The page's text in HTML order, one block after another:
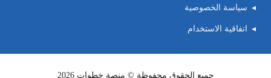
سياسة الخصوصية
اتفاقية الاستخدام
جميع الحقوق محفوظة © منصة خطوات 2026